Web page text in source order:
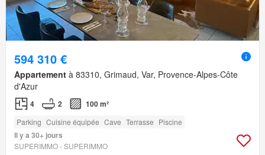
594 310 €
Appartement à 83310, Grimaud, Var, Provence-Alpes-Côte
d'Azur
4 2 100 m²
Parking Cuisine équipée Cave Terrasse Piscine
Il y a 30+ jours
SUPERIMMO - SUPERIMMO